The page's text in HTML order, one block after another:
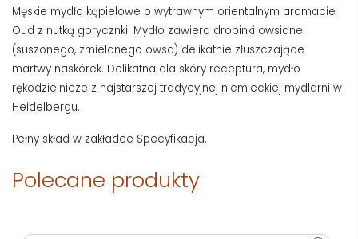
Męskie mydło kąpielowe o wytrawnym orientalnym aromacie
Oud z nutką gorycznki. Mydło zawiera drobinki owsiane
(suszonego, zmielonego owsa) delikatnie złuszczające
martwy naskórek. Delikatna dla skóry receptura, mydło
rękodzielnicze z najstarszej tradycyjnej niemieckiej mydlarni w
Heidelbergu.
Pełny skład w zakładce Specyfikacja.
Polecane produkty